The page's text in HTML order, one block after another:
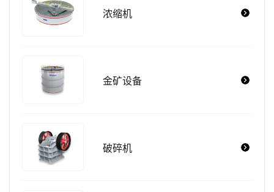
浓缩机
金矿设备
破碎机